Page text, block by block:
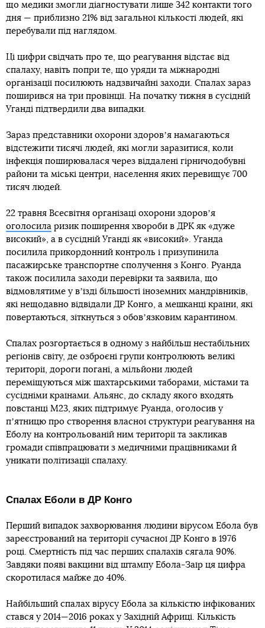
що медики змогли діагностувати лише 342 контакти того
дня — приблизно 21% від загальної кількості людей, які
перебували під наглядом.
Ці цифри свідчать про те, що реагування відстає від
спалаху, навіть попри те, що уряди та міжнародні
організації посилюють надзвичайні заходи. Спалах зараз
поширився на три провінції. На початку тижня в сусідній
Уганді підтвердили два випадки.
Зараз представники охорони здоровʼя намагаються
відстежити тисячі людей, які могли заразитися, коли
інфекція поширювалася через віддалені гірничодобувні
райони та міські центри, населення яких перевищує 700
тисяч людей.
22 травня Всесвітня організаці охорони здоровʼя
оголосила ризик поширення хвороби в ДРК як «дуже
високий», а в сусідній Уганді як «високий». Уганда
посилила прикордонний контроль і призупинила
пасажирське транспортне сполучення з Конго. Руанда
також посилила заходи перевірки та заявила, що
відмовлятиме у вʼїзді більшості іноземних мандрівників,
які нещодавно відвідали ДР Конго, а мешканці країни, які
повертаються, зіткнуться з обовʼязковим карантином.
Спалах розгортається в одному з найбільш нестабільних
регіонів світу, де озброєні групи контролюють великі
території, дороги погані, а мільйони людей
переміщуються між шахтарськими таборами, містами та
сусідніми країнами. Альянс, до складу якого входять
повстанці M23, яких підтримує Руанда, оголосив у
пʼятницю про створення власної структури реагування на
Еболу на контрольованій ним території та закликав
громади співпрацювати з медичними працівниками й
уникати політизації спалаху.
Спалах Еболи в ДР Конго
Перший випадок захворювання людини вірусом Ебола був
зареєстрований на території сучасної ДР Конго в 1976
році. Смертність під час перших спалахів сягала 90%.
Завдяки появі вакцини від штампу Ебола-Заїр ця цифра
скоротилася майже до 40%.
Найбільший спалах вірусу Ебола за кількістю інфікованих
стався у 2014—2016 роках у Західній Африці. Кількість